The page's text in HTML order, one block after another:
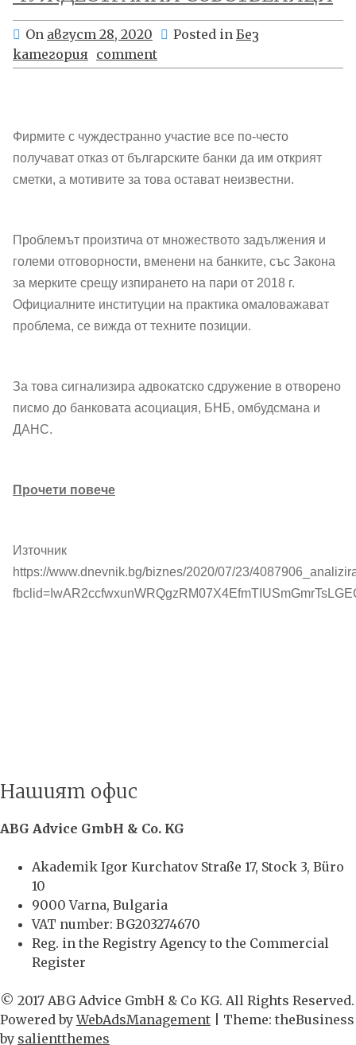
On август 28, 2020 Posted in Без
категория comment
Фирмите с чуждестранно участие все по-често
получават отказ от българските банки да им открият
сметки, а мотивите за това остават неизвестни.
Проблемът произтича от множеството задължения и
големи отговорности, вменени на банките, със Закона
за мерките срещу изпирането на пари от 2018 г.
Официалните институции на практика омаловажават
проблема, се вижда от техните позиции.
За това сигнализира адвокатско сдружение в отворено
писмо до банковата асоциация, БНБ, омбудсмана и
ДАНС.
Прочети повече
Източник
https://www.dnevnik.bg/biznes/2020/07/23/
Нашият офис
ABG Advice GmbH & Co. KG
Akademik Igor Kurchatov Straße 17, Stock 3, Büro
10
9000 Varna, Bulgaria
VAT number: BG203274670
Reg. in the Registry Agency to the Commercial
Register
© 2017 ABG Advice GmbH & Co KG. All Rights Reserved.
Powered byWebAdsManagement
Theme: theBusiness
by salientthemes